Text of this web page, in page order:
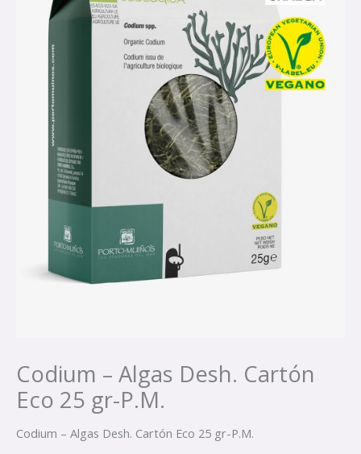
Codium – Algas Desh. Cartón
Eco 25 gr-P.M.
Codium – Algas Desh. Cartón Eco 25 gr-P.M.